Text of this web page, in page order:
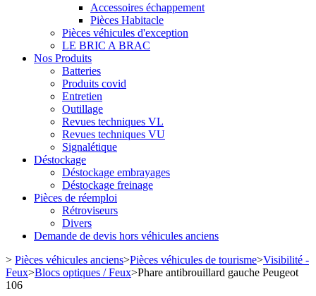
Accessoires échappement
Pièces Habitacle
Pièces véhicules d'exception
LE BRIC A BRAC
Nos Produits
Batteries
Produits covid
Entretien
Outillage
Revues techniques VL
Revues techniques VU
Signalétique
Déstockage
Déstockage embrayages
Déstockage freinage
Pièces de réemploi
Rétroviseurs
Divers
Demande de devis hors véhicules anciens
> Pièces véhicules anciens>Pièces véhicules de tourisme>Visibilité -
Feux>Blocs optiques / Feux>Phare antibrouillard gauche Peugeot
106